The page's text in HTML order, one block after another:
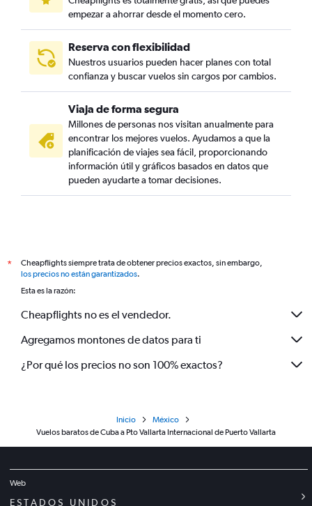
empezar a ahorrar desde el momento cero.
Reserva con flexibilidad
Nuestros usuarios pueden hacer planes con total
confianza y buscar vuelos sin cargos por cambios.
Viaja de forma segura
Millones de personas nos visitan anualmente para
encontrar los mejores vuelos. Ayudamos a que la
planificación de viajes sea fácil, proporcionando
información útil y gráficos basados en datos que
pueden ayudarte a tomar decisiones.
*
Cheapflights siempre trata de obtener precios exactos, sin embargo,
los precios no están garantizados.
Esta es la razón:
Cheapflights no es el vendedor.
Agregamos montones de datos para ti
¿Por qué los precios no son 100% exactos?
Inicio
México
Vuelos baratos de Cuba a Pto Vallarta Internacional de Puerto Vallarta
Web
ESTADOS UNIDOS